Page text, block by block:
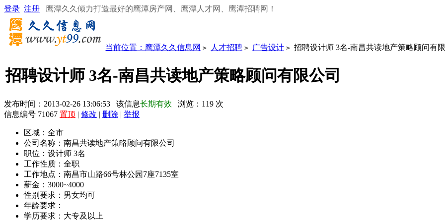
登录 注册 鹰潭久久倾力打造最好的鹰潭房产网、鹰潭人才网、鹰潭招聘网！
当前位置： 鹰潭久久信息网 > 人才招聘 > 广告设计 > 招聘设计师 3名-南昌共读地产策略顾问有
招聘设计师 3名-南昌共读地产策略顾问有限公司
发布时间：2013-02-26 13:06:53 该信息长期有效 浏览： 119 次
信息编号 71067 置顶 | 修改 | 删除 | 举报
区域： 全市
公司名称： 南昌共读地产策略顾问有限公司
职位： 设计师 3名
工作性质： 全职
工作地点： 南昌市山路66号林公园7座7135室
薪金： 3000~4000
性别要求： 男女均可
年龄要求：
学历要求： 大专及以上